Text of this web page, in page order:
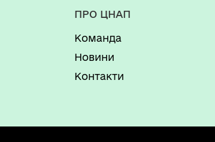
ПРО ЦНАП
Команда
Новини
Контакти